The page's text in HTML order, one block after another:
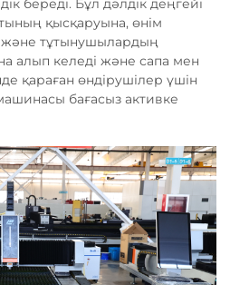
береді. Бұл дәлдік деңгейі
қысқаруына, өнім
тұтынушылардың
алып келеді және сапа мен
қараған өндірушілер үшін
бағасыз активке